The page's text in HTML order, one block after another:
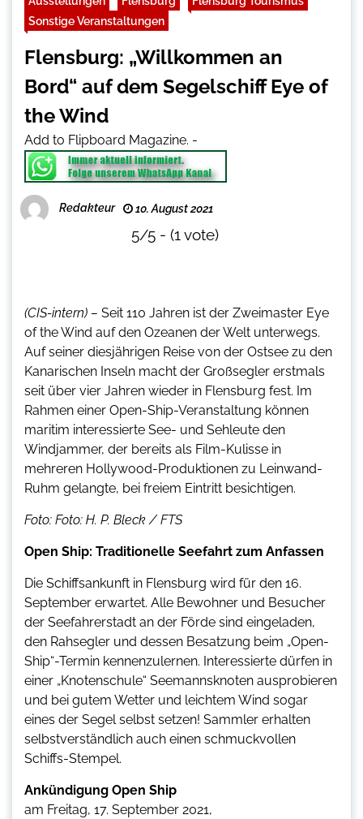
Sonstige Veranstaltungen
Flensburg: „Willkommen an
Bord“ auf dem Segelschiff Eye of
the Wind
Add to Flipboard Magazine. -
Redakteur 10. August 2021
5/5 - (1 vote)
(CIS-intern) – Seit 110 Jahren ist der Zweimaster Eye
of the Wind auf den Ozeanen der Welt unterwegs.
Auf seiner diesjährigen Reise von der Ostsee zu den
Kanarischen Inseln macht der Großsegler erstmals
seit über vier Jahren wieder in Flensburg fest. Im
Rahmen einer Open-Ship-Veranstaltung können
maritim interessierte See- und Sehleute den
Windjammer, der bereits als Film-Kulisse in
mehreren Hollywood-Produktionen zu Leinwand-
Ruhm gelangte, bei freiem Eintritt besichtigen.
Foto: Foto: H. P. Bleck / FTS
Open Ship: Traditionelle Seefahrt zum Anfassen
Die Schiffsankunft in Flensburg wird für den 16.
September erwartet. Alle Bewohner und Besucher
der Seefahrerstadt an der Förde sind eingeladen,
den Rahsegler und dessen Besatzung beim „Open-
Ship“-Termin kennenzulernen. Interessierte dürfen in
einer „Knotenschule“ Seemannsknoten ausprobieren
und bei gutem Wetter und leichtem Wind sogar
eines der Segel selbst setzen! Sammler erhalten
selbstverständlich auch einen schmuckvollen
Schiffs-Stempel.
Ankündigung Open Ship
am Freitag, 17. September 2021,